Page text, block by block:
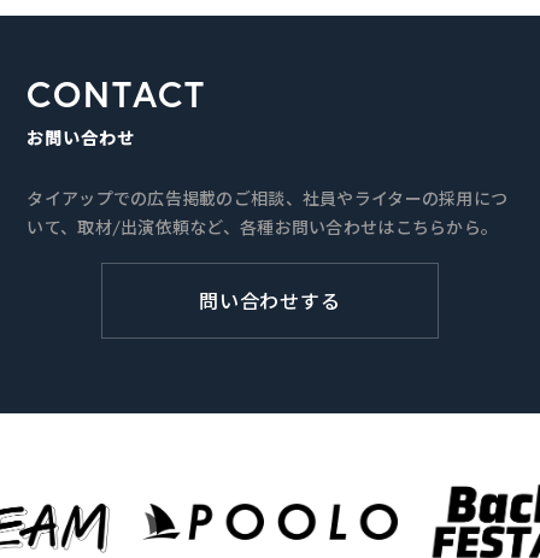
CONTACT
お問い合わせ
タイアップでの広告掲載のご相談、社員やライターの採用につ
いて、取材/出演依頼など、各種お問い合わせはこちらから。
問い合わせする